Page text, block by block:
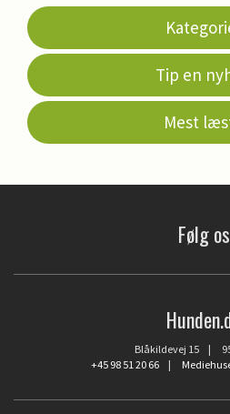
Tip en
Mest
Følg os
Blåkildevej 15 |
+45 98 51 20 66|